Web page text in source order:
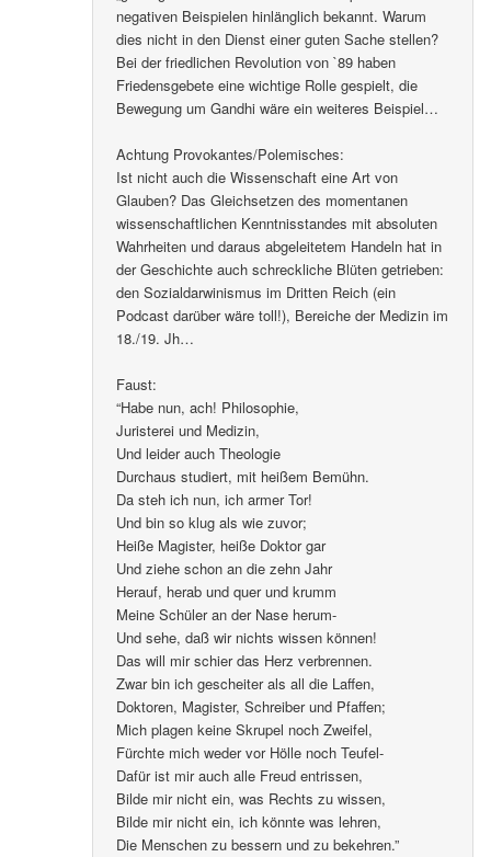
negativen Beispielen hinlänglich bekannt. Warum
dies nicht in den Dienst einer guten Sache stellen?
Bei der friedlichen Revolution von `89 haben
Friedensgebete eine wichtige Rolle gespielt, die
Bewegung um Gandhi wäre ein weiteres Beispiel…
Achtung Provokantes/Polemisches:
Ist nicht auch die Wissenschaft eine Art von
Glauben? Das Gleichsetzen des momentanen
wissenschaftlichen Kenntnisstandes mit absoluten
Wahrheiten und daraus abgeleitetem Handeln hat in
der Geschichte auch schreckliche Blüten getrieben:
den Sozialdarwinismus im Dritten Reich (ein
Podcast darüber wäre toll!), Bereiche der Medizin im
18./19. Jh…
Faust:
“Habe nun, ach! Philosophie,
Juristerei und Medizin,
Und leider auch Theologie
Durchaus studiert, mit heißem Bemühn.
Da steh ich nun, ich armer Tor!
Und bin so klug als wie zuvor;
Heiße Magister, heiße Doktor gar
Und ziehe schon an die zehn Jahr
Herauf, herab und quer und krumm
Meine Schüler an der Nase herum-
Und sehe, daß wir nichts wissen können!
Das will mir schier das Herz verbrennen.
Zwar bin ich gescheiter als all die Laffen,
Doktoren, Magister, Schreiber und Pfaffen;
Mich plagen keine Skrupel noch Zweifel,
Fürchte mich weder vor Hölle noch Teufel-
Dafür ist mir auch alle Freud entrissen,
Bilde mir nicht ein, was Rechts zu wissen,
Bilde mir nicht ein, ich könnte was lehren,
Die Menschen zu bessern und zu bekehren.”